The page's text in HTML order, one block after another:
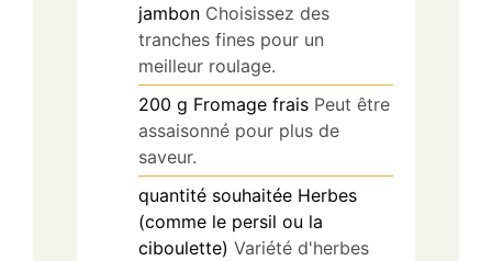
jambon Choisissez des
tranches fines pour un
meilleur roulage.
200 g Fromage frais Peut être
assaisonné pour plus de
saveur.
quantité souhaitée Herbes
(comme le persil ou la
ciboulette) Variété d'herbes